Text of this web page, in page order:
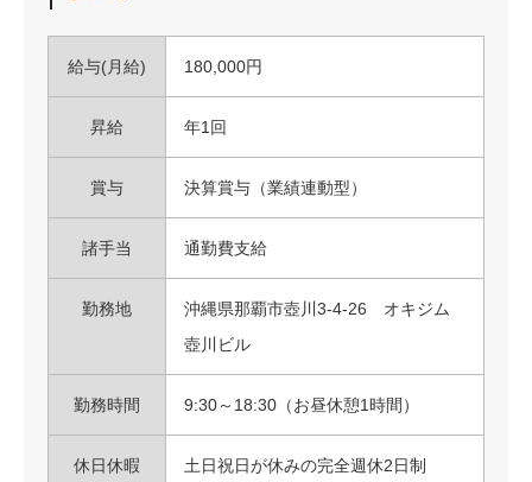
給与(月給) 180,000円
昇給 年1回
賞与 決算賞与（業績連動型）
諸手当 通勤費支給
勤務地
沖縄県那覇市壺川3-4-26 オキジム
壺川ビル
勤務時間 9:30～18:30（お昼休憩1時間）
休日休暇 土日祝日が休みの完全週休2日制